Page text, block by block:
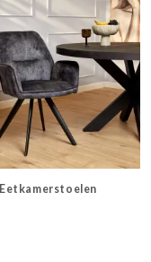
Eetkamerstoelen